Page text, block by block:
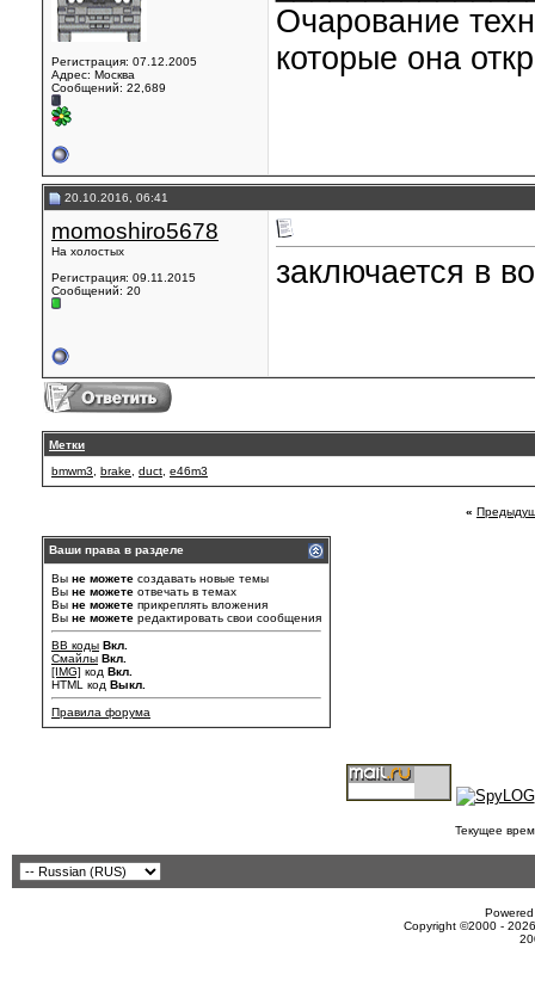
Регистрация: 07.12.2005
Адрес: Москва
Сообщений: 22,689
Очарование
которые она
20.10.2016, 06:41
momoshiro5678
На холостых
Регистрация: 09.11.2015
Сообщений: 20
заключается в
Метки
bmwm3
brake duct e46m3
«
Ваши права в разделе
Вы не можете создавать новые темы
Вы не можете отвечать в темах
Вы не можете прикреплять вложения
Вы не можете редактировать свои сообщения
BB коды Вкл.
Смайлы Вкл.
[IMG] код Вкл.
HTML код Выкл.
Правила форума
Текущее
Copyright ©2000 -